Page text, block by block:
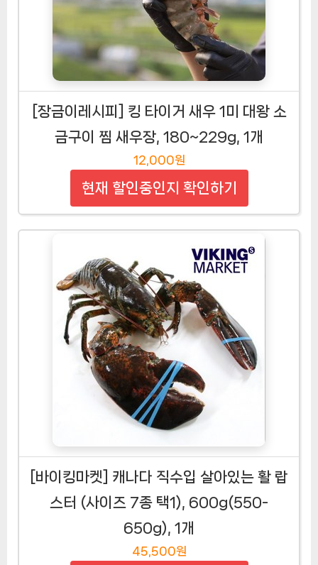
[장금이레시피] 킹 타이거 새우 1미 대왕 소
금구이 찜 새우장, 180~229g, 1개
12,000원
현재 할인중인지 확인하기
[바이킹마켓] 캐나다 직수입 살아있는 활 랍
스터 (사이즈 7종 택1), 600g(550-
650g), 1개
45,500원